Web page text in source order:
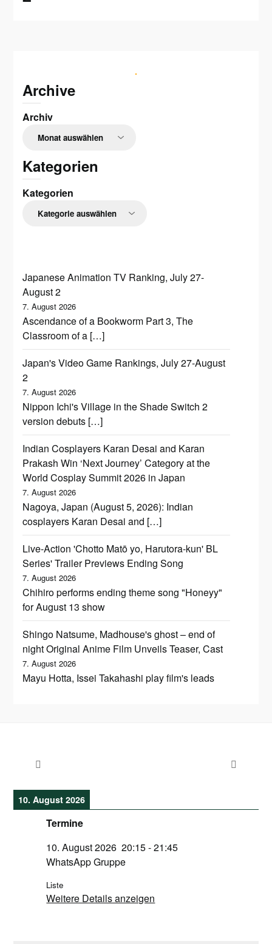
Archive
Archiv
Kategorien
Kategorien
Japanese Animation TV Ranking, July 27-
August 2
7. August 2026
Ascendance of a Bookworm Part 3, The
Classroom of a […]
Japan's Video Game Rankings, July 27-August
2
7. August 2026
Nippon Ichi's Village in the Shade Switch 2
version debuts […]
Indian Cosplayers Karan Desai and Karan
Prakash Win ‘Next Journey’ Category at the
World Cosplay Summit 2026 in Japan
7. August 2026
Nagoya, Japan (August 5, 2026): Indian
cosplayers Karan Desai and […]
Live-Action 'Chotto Matō yo, Harutora-kun' BL
Series' Trailer Previews Ending Song
7. August 2026
Chihiro performs ending theme song "Honeyy"
for August 13 show
Shingo Natsume, Madhouse's ghost – end of
night Original Anime Film Unveils Teaser, Cast
7. August 2026
Mayu Hotta, Issei Takahashi play film's leads
10. August 2026
Termine
10. August 2026 20:15-21:45
WhatsApp Gruppe
Liste
Weitere Details anzeigen